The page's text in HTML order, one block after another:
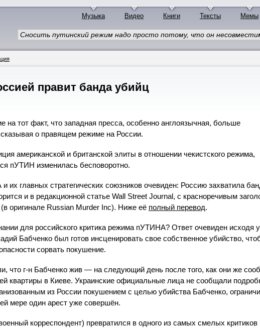
Музыка Видео Книги Тексты Мемы
Сносить путинский режим надо просто потому, что он
правит банда убийц
на тот факт, что западная пресса, особенно англоязычная, больше
о правящем режиме на России.
американской и британской элиты в отношении чекистского режима,
пУТИН изменилась бесповоротно.
главных стратегических союзников очевиден: Россию захватила
и в редакционной статье Wall Street Journal, с красноречивым
оригинале Russian Murder Inc). Ниже её полный перевод.
для российского критика режима пУТИНА? Ответ очевиден исходя
Бабченко был готов инсценировать свое собственное убийство,
сорвать покушение.
что г-н Бабченко жив — на следующий день после того, как они же
квартиры в Киеве. Украинские официальные лица не сообщали
из России покушением с целью убийства Бабченко,
мере один арест уже совершён.
корреспондент) превратился в одного из самых смелых критиков